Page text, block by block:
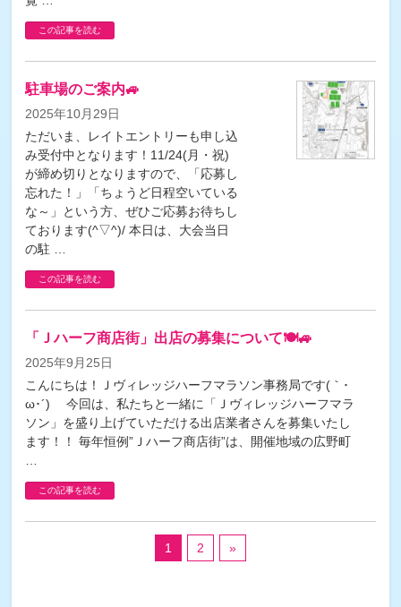
この記事を読む
駐車場のご案内🚙
2025年10月29日
ただいま、レイトエントリーも申し込
み受付中となります！11/24(月・祝)
が締め切りとなりますので、「応募し
忘れた！」「ちょうど日程空いている
な～」という方、ぜひご応募お待ちし
ております(^▽^)/ 本日は、大会当日
の駐 …
この記事を読む
「Ｊハーフ商店街」出店の募集について🍽🚙
2025年9月25日
こんにちは！Ｊヴィレッジハーフマラソン事務局です(｀･
ω･´)ゞ 今回は、私たちと一緒に「Ｊヴィレッジハーフマラ
ソン」を盛り上げていただける出店業者さんを募集いたし
ます！！ 毎年恒例”Ｊハーフ商店街”は、開催地域の広野町
この記事を読む
1 2 »